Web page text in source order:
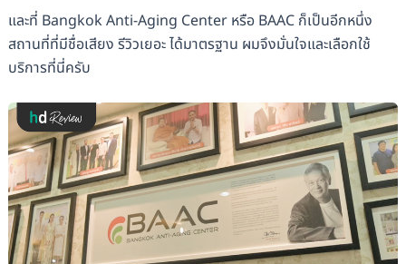
และที่ Bangkok Anti-Aging Center หรือ BAAC ก็เป็นอีกหนึ่ง
สถานที่ที่มีชื่อเสียง รีวิวเยอะ ได้มาตรฐาน ผมจึงมั่นใจและเลือกใช้
บริการที่นี่ครับ